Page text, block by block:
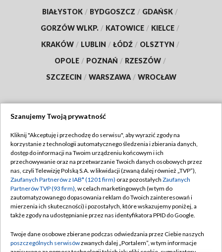
BIAŁYSTOK / BYDGOSZCZ / GDAŃSK /
GORZÓW WLKP. / KATOWICE / KIELCE /
KRAKÓW / LUBLIN / ŁÓDŹ / OLSZTYN /
OPOLE / POZNAŃ / RZESZÓW /
SZCZECIN / WARSZAWA / WROCŁAW
TVP
Abonament TVP
Emisja w TVP
Centrum informacji TVP
Naziemna Telewizja Cyfrowa
Rada Programowa
Regulamin TVP
Polityka prywatności
Moje zgody
Pomoc
Kontakt
Szanujemy Twoją prywatność
Kliknij "Akceptuję i przechodzę do serwisu", aby wyrazić zgody na
korzystanie z technologii automatycznego śledzenia i zbierania danych,
dostęp do informacji na Twoim urządzeniu końcowym i ich
przechowywanie oraz na przetwarzanie Twoich danych osobowych przez
nas, czyli Telewizję Polską S.A. w likwidacji (zwaną dalej również „TVP”),
Zaufanych Partnerów z IAB* (1201 firm) oraz pozostałych Zaufanych
Partnerów TVP (93 firm), w celach marketingowych (w tym do
zautomatyzowanego dopasowania reklam do Twoich zainteresowań i
mierzenia ich skuteczności) i pozostałych, które wskazujemy poniżej, a
także zgody na udostępnianie przez nas identyfikatora PPID do Google.
Twoje dane osobowe zbierane podczas odwiedzania przez Ciebie naszych
poszczególnych serwisówzwanych dalej „Portalem”, w tym informacje